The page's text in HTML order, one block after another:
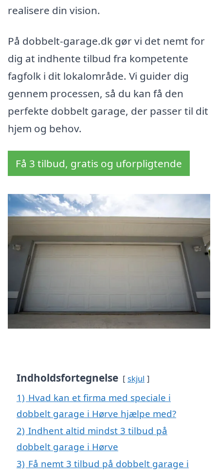
realisere din vision.
På dobbelt-garage.dk gør vi det nemt for
dig at indhente tilbud fra kompetente
fagfolk i dit lokalområde. Vi guider dig
gennem processen, så du kan få den
perfekte dobbelt garage, der passer til dit
hjem og behov.
Få 3 tilbud, gratis og uforpligtende
Indholdsfortegnelse skjul
1) Hvad kan et firma med speciale i
dobbelt garage i Hørve hjælpe med?
2) Indhent altid mindst 3 tilbud på
dobbelt garage i Hørve
3) Få nemt 3 tilbud på dobbelt garage i